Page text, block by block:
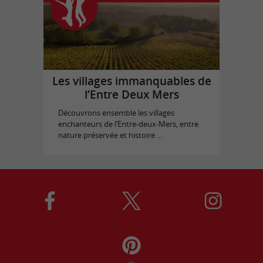
Les villages immanquables de
l’Entre Deux Mers
Découvrons ensemble les villages
enchanteurs de l’Entre-deux-Mers, entre
nature préservée et histoire ...